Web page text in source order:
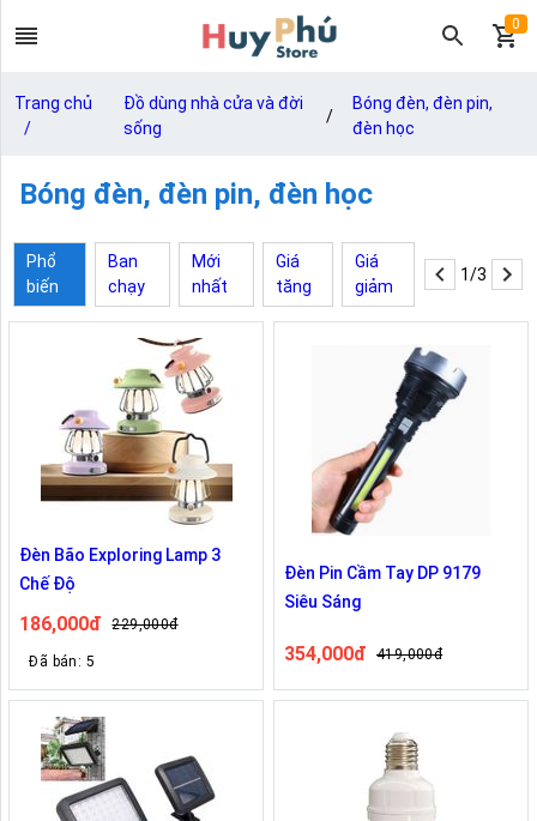
0
Trang chủ
/
Đồ dùng nhà cửa và đời
sống
/
Bóng đèn, đèn pin,
đèn học
Bóng đèn, đèn pin, đèn học
Phổ
biến
Ban
chạy
Mới
nhất
Giá
tăng
Giá
giảm
1/3
Đèn Bão Exploring Lamp 3
Chế Độ
186,000đ 229,000đ
Đã bán: 5
Đèn Pin Cầm Tay DP 9179
Siêu Sáng
354,000đ 419,000đ